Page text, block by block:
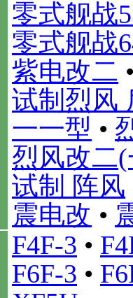
零式舰战
零式舰战
紫电改二
试制烈风
一一型 •
烈风改二
试制 阵风
震电改 •
F4F-3 •
F6F-3 •